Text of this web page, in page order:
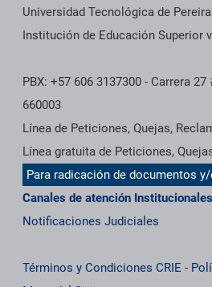
Universidad Tecnológica de Pereira
Institución de Educación Superior
PBX: +57 606 3137300 - Carrera
660003
Línea de Peticiones, Quejas,
Línea gratuita de Peticiones,
Para radicación de documentos
Canales de atención Institucionales
Notificaciones Judiciales
Términos y Condiciones CRIE -